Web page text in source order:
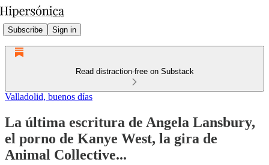
Subscribe Sign in
Read distraction-free on Substack
Valladolid, buenos días
La última escritura de Angela Lansbury,
el porno de Kanye West, la gira de
Animal Collective...